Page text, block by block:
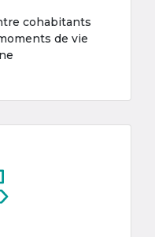
cohabitants
de vie